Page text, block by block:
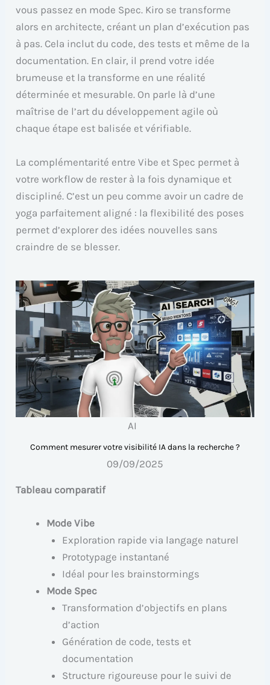
vous passez en mode Spec. Kiro se transforme
alors en architecte, créant un plan d’exécution pas
à pas. Cela inclut du code, des tests et même de la
documentation. En clair, il prend votre idée
brumeuse et la transforme en une réalité
déterminée et mesurable. On parle là d’une
maîtrise de l’art du développement agile où
chaque étape est balisée et vérifiable.
La complémentarité entre Vibe et Spec permet à
votre workflow de rester à la fois dynamique et
discipliné. C’est un peu comme avoir un cadre de
yoga parfaitement aligné : la flexibilité des poses
permet d’explorer des idées nouvelles sans
craindre de se blesser.
AI
Comment mesurer votre visibilité IA dans la recherche ?
09/09/2025
Tableau comparatif
Mode Vibe
Exploration rapide via langage naturel
Prototypage instantané
Idéal pour les brainstormings
Mode Spec
Transformation d’objectifs en plans
d’action
Génération de code, tests et
documentation
Structure rigoureuse pour le suivi de